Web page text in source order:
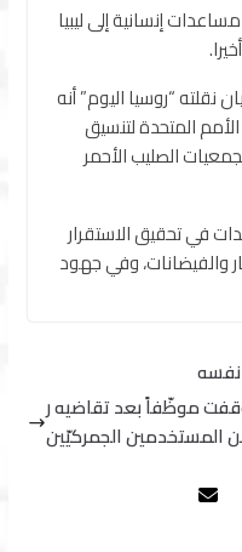
إنسانية إلى ليبيا
نقلته “روسيا اليوم” أنه
المتحدة لتنسيق
الصليب الأحمر
في تحقيق الاستقرار
والفيضانات، وفي جهود
نفسه
موظّفاً بعد تقاضيه ر
الجمركيّين